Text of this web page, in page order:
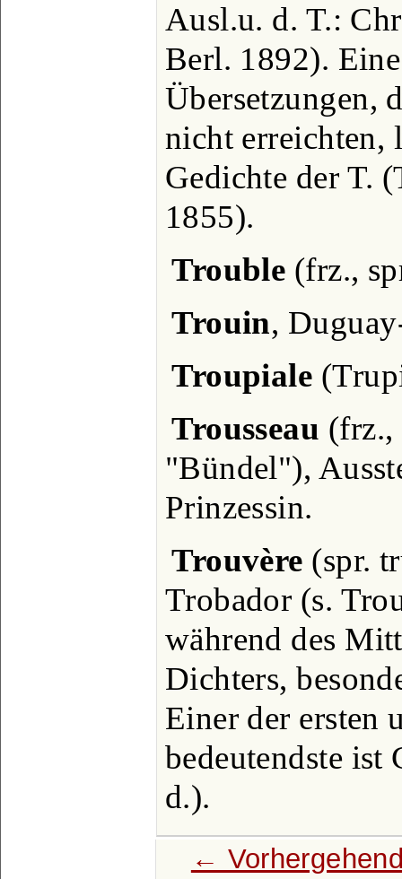
Ausl.u. d. T.:
Berl. 1892).
Übersetzungen,
nicht erreichten,
Gedichte der T.
1855).
Trouble (frz.,
Trouin,
Troupiale
Trousseau (frz.,
"Bündel"),
Prinzessin.
Trouvère (spr.
Trobador (s.
während des
Dichters,
Einer der ersten
bedeutendste ist
d.).
←